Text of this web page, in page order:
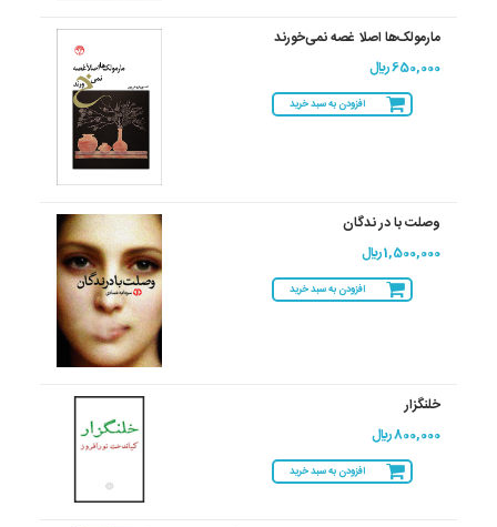
مارمولک‌ها اصلا غصه نمی‌خورند
650,000 ريال
افزودن به سبد خرید
وصلت با در ندگان
1,500,000 ريال
افزودن به سبد خرید
خلنگزار
800,000 ريال
افزودن به سبد خرید